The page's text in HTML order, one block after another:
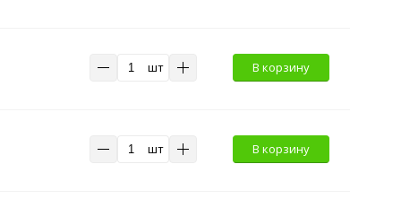
шт В корзину
шт В корзину